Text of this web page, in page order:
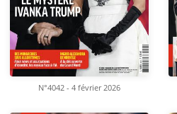
N°4042 - 4 février 2026